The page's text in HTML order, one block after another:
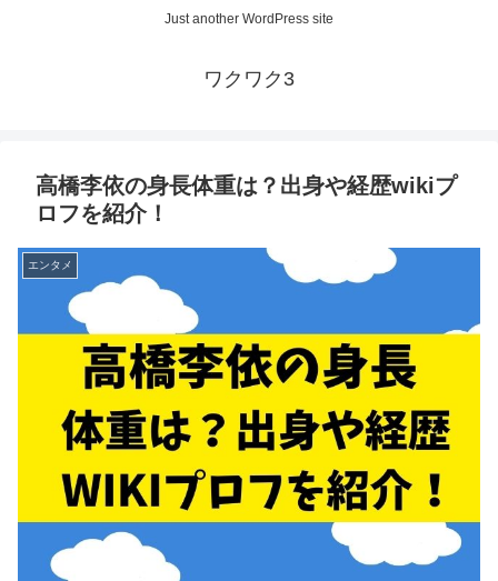
Just another WordPress site
ワクワク3
高橋李依の身長体重は？出身や経歴wikiプ
ロフを紹介！
エンタメ